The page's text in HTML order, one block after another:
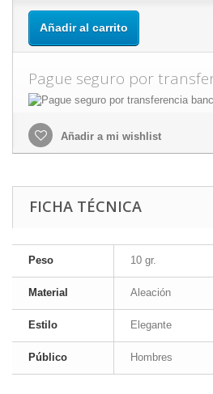
Añadir al carrito
Pague seguro por
Añadir a mi wishlist
FICHA TÉCNICA
Peso 10 gr.
Material Aleación
Estilo Elegante
Público Hombres